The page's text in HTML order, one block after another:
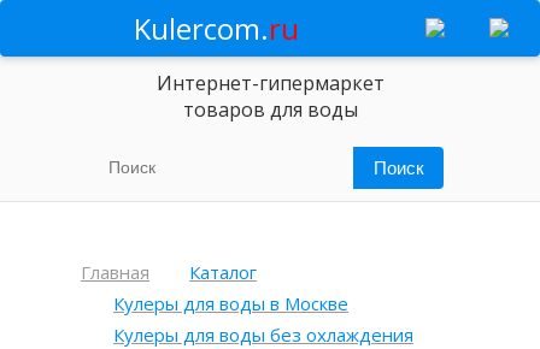
Kulercom.ru
Интернет-гипермаркет
товаров для воды
Главная
Каталог
Кулеры для воды в Москве
Кулеры для воды без охлаждения